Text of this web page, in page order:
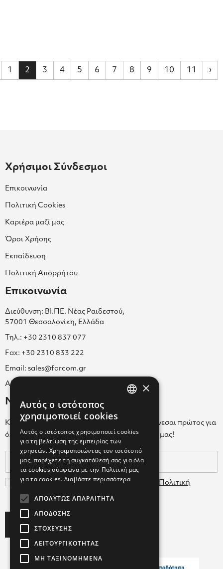
1 2 3 4 5 6 7 8 9 10 11 ›
Χρήσιμοι Σύνδεσμοι
Επικοινωνία
Πολιτική Cookies
Καριέρα μαζί μας
Όροι Χρήσης
Εκπαίδευση
Πολιτική Απορρήτου
Επικοινωνία
Διεύθυνση: ΒΙ.ΠΕ. Νέας Ραιδεστού,
57001 Θεσσαλονίκη, Ελλάδα
Τηλ.: +30 2310 837 077
Fax: +30 2310 833 222
Email: sales@farcom.gr
ΑΡ.Γ.Ε.ΜΗ. 038365205000
Newsletter
Κάνε εγγραφή στο Newsletter για να ενημερώνεσαι πρώτος για
όλα τα νέα μας και τα ολοκαίνουρια προϊόντα μας!
Συμφωνώ με τουςΌρους Χρήσης
Πολιτική
Δεδομένων
×
Αυτός ο ιστότοπος
χρησιμοποιεί cookies
Αυτός ο ιστότοπος χρησιμοποιεί cookies
για τη βελτίωση της εμπειρίας των
χρηστών. Χρησιμοποιώντας τον ιστότοπό
μας, παρέχετε τη συγκατάθεσή σας για όλα
τα cookies σύμφωνα με την Πολιτική μας
για τα cookies. Διαβάστε περισσότερα
ΑΠΟΛΎΤΩΣ ΑΠΑΡΑΊΤΗΤΑ
ΑΠΌΔΟΣΗΣ
ΣΤΌΧΕΥΣΗΣ
ΛΕΙΤΟΥΡΓΙΚΌΤΗΤΑΣ
ΜΗ ΤΑΞΙΝΟΜΗΜΈΝΑ